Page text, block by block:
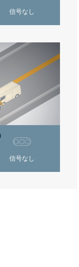
信号なし
信号なし